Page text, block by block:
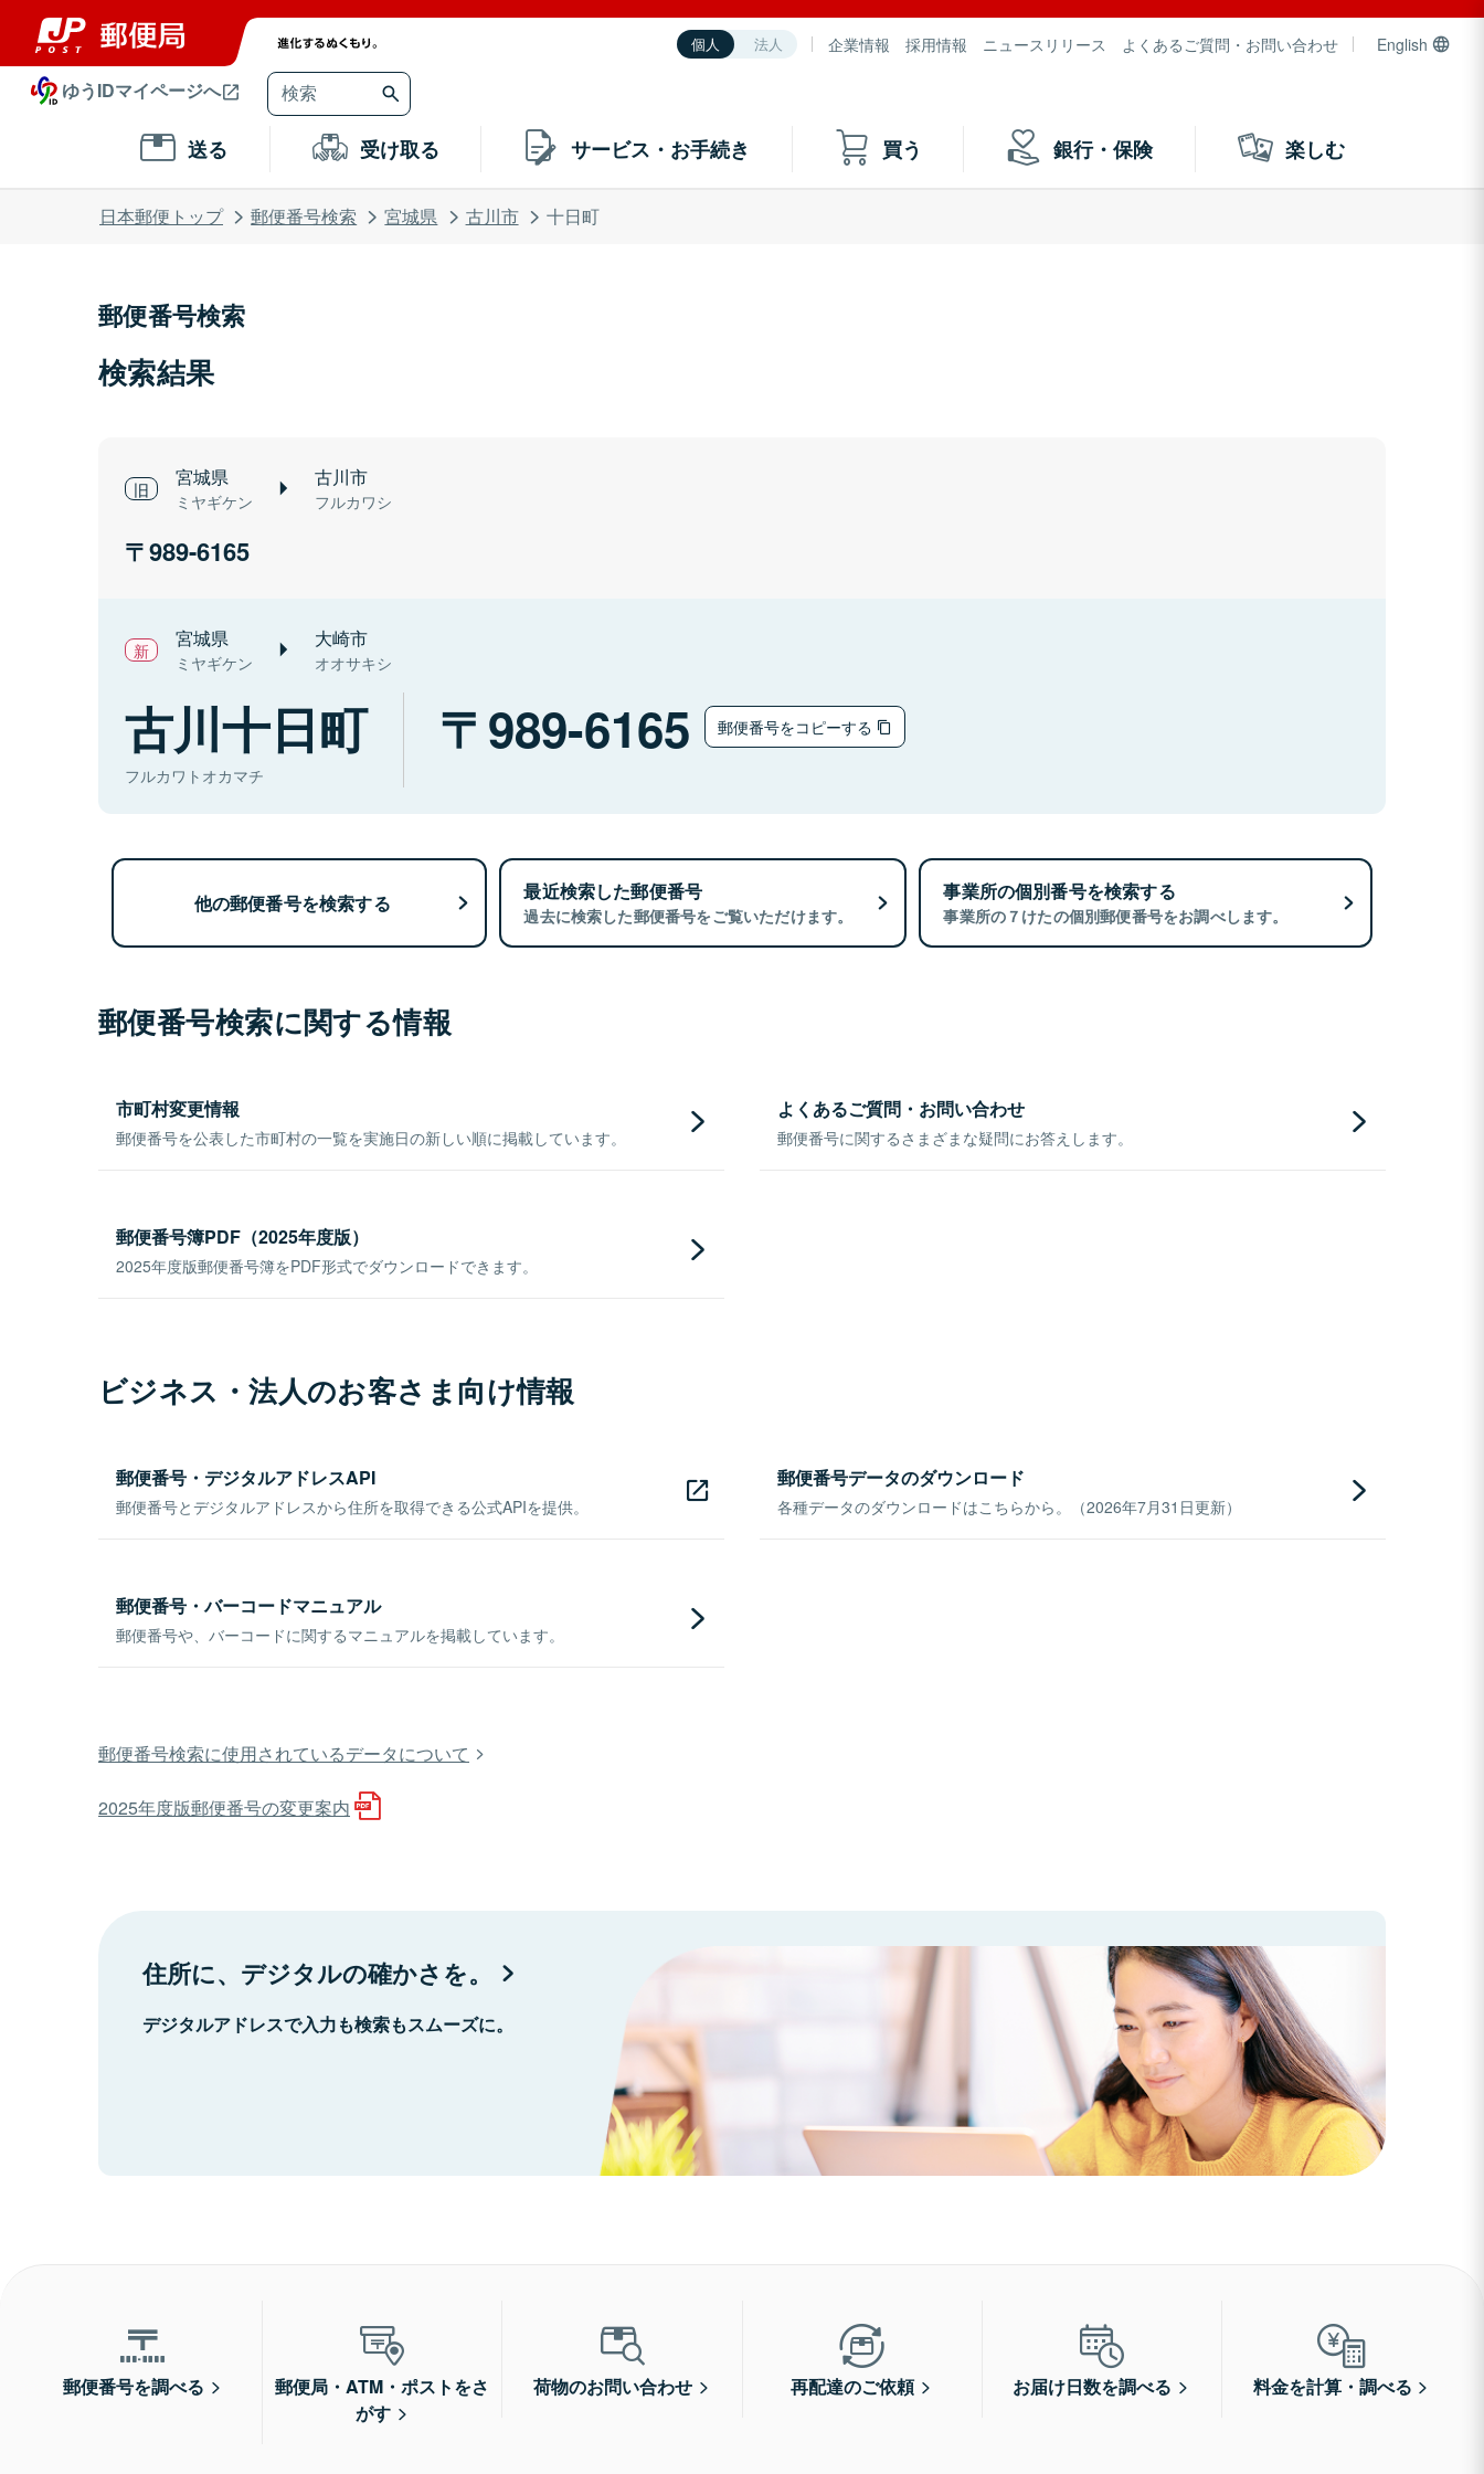
個人 法人 企業情報 採用情報 ニュースリリース よくあるご質問・お問い合わせ English
ゆうIDマイページへ
送る 受け取る サービス・お手続き 買う 銀行・保険 楽しむ
日本郵便トップ 郵便番号検索 宮城県 古川市 十日町
郵便番号検索
検索結果
宮城県
ミヤギケン
古川市
フルカワシ
989-6165
宮城県
ミヤギケン
大崎市
オオサキシ
古川十日町
フルカワトオカマチ
989-6165 郵便番号をコピーする
他の郵便番号を検索する 最近検索した郵便番号
過去に検索した郵便番号をご覧いただけます。
事業所の個別番号を検索する
事業所の７けたの個別郵便番号をお調べします。
郵便番号検索に関する情報
市町村変更情報
郵便番号を公表した市町村の一覧を実施日の新しい順に掲載しています。
よくあるご質問・お問い合わせ
郵便番号に関するさまざまな疑問にお答えします。
郵便番号簿PDF（2025年度版）
2025年度版郵便番号簿をPDF形式でダウンロードできます。
ビジネス・法人のお客さま向け情報
郵便番号・デジタルアドレスAPI
郵便番号とデジタルアドレスから住所を取得できる公式APIを提供。
郵便番号データのダウンロード
各種データのダウンロードはこちらから。（2026年7月31日更新）
郵便番号・バーコードマニュアル
郵便番号や、バーコードに関するマニュアルを掲載しています。
郵便番号検索に使用されているデータについて
2025年度版郵便番号の変更案内
住所に、デジタルの確かさを。
デジタルアドレスで入力も検索もスムーズに。
郵便番号を調べる
郵便局・ATM・ポストをさ
がす
荷物のお問い合わせ 再配達のご依頼 お届け日数を調べる 料金を計算・調べる